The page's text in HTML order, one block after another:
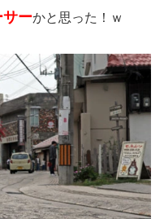
サーかと思った！ｗ